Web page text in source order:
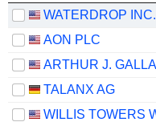
WATERDROP INC.
AON PLC
TALANX AG